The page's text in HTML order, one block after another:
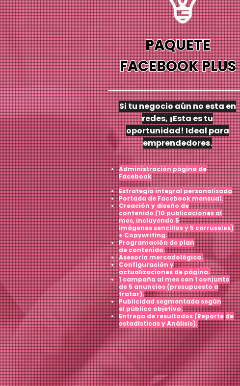
PAQUETE
FACEBOOK PLUS
Si tu negocio aún no esta en
redes, ¡Esta es tu
oportunidad! Ideal para
emprendedores.
Administración página de
Facebook
Estrategia integral personalizada
Portada de Facebook mensual.
Creación y diseño de
contenido (10 publicaciones al
mes, incluyendo 5
imágenes sencillas y 5 carruseles)
+ Copywriting.
Programación de plan
de contenido.
Asesoría mercadológica.
Configuración y
actualizaciones de página.
1 campaña al mes con 1 conjunto
de 5 anuncios (presupuesto a
tratar).
Publicidad segmentada según
el público objetivo.
Entrega de resultados (Reporte de
estadísticas y Análisis).